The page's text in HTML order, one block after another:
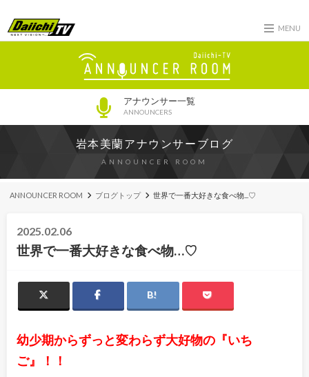
MENU
アナウンサー一覧
ANNOUNCERS
岩本美蘭アナウンサーブログ
ANNOUNCER ROOM
ANNOUNCER ROOM ブログトップ 世界で一番大好きな食べ物...♡
2025.02.06
世界で一番大好きな食べ物…♡
幼少期からずっと変わらず大好物の『いち
ご』！！